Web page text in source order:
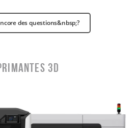
des questions&nbsp;?
3D